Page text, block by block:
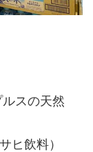
スの天然
ヒ飲料）